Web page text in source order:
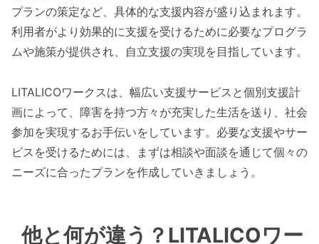
プランの策定など、具体的な支援内容が盛り込まれます。
利用者がより効果的に支援を受けるために必要なプログラ
ムや施策が提供され、自立支援の実現を目指しています。
LITALICOワークスは、幅広い支援サービスと個別支援計
画によって、障害を持つ方々が充実した生活を送り、社会
参加を実現するお手伝いをしています。必要な支援やサー
ビスを受けるためには、まずは相談や面談を通じて個々の
ニーズに合ったプランを作成していきましょう。
他と何が違う？LITALICOワー